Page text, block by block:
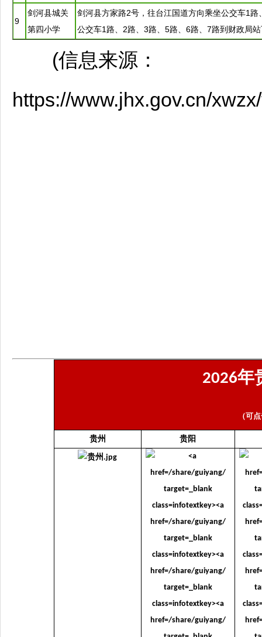
9
剑河县城关
第四小学
剑河县方家路2号，往台江国道方向乘坐公交车1
公交车1路、2路、3路、5路、6路、7路到财政局
(信息来源：
https://www.jhx.gov.cn/
2026年
（可
贵州 贵阳